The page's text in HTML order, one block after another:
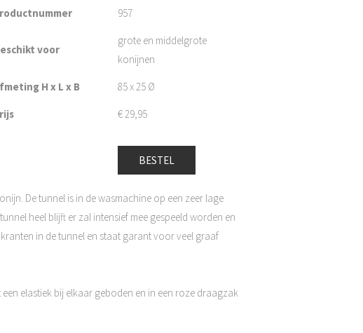
957
voor
grote en middelgrote
konijnen
H x L x B 85 x 25 Ø
€29,95
BESTEL
De tunnel is in de wasmachine op een zeer lage
heel blijft er zal intensief mee gespeeld worden en
in de tunnel en staat garant voor veel graaf
elastiek bij elkaar geboden en in een roze draagzak